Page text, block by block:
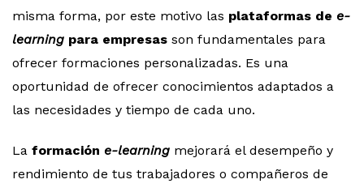
misma forma, por este motivo las plataformas de e-
learning para empresas son fundamentales para
ofrecer formaciones personalizadas. Es una
oportunidad de ofrecer conocimientos adaptados a
las necesidades y tiempo de cada uno.
La formación e-learning mejorará el desempeño y
rendimiento de tus trabajadores o compañeros de